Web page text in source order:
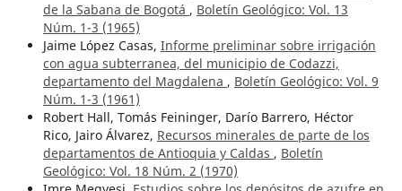
de la Sabana de Bogotá , Boletín Geológico: Vol. 13
Núm. 1-3 (1965)
Jaime López Casas, Informe preliminar sobre irrigación
con agua subterranea, del municipio de Codazzi,
departamento del Magdalena , Boletín Geológico: Vol. 9
Núm. 1-3 (1961)
Robert Hall, Tomás Feininger, Darío Barrero, Héctor
Rico, Jairo Álvarez, Recursos minerales de parte de los
departamentos de Antioquia y Caldas , Boletín
Geológico: Vol. 18 Núm. 2 (1970)